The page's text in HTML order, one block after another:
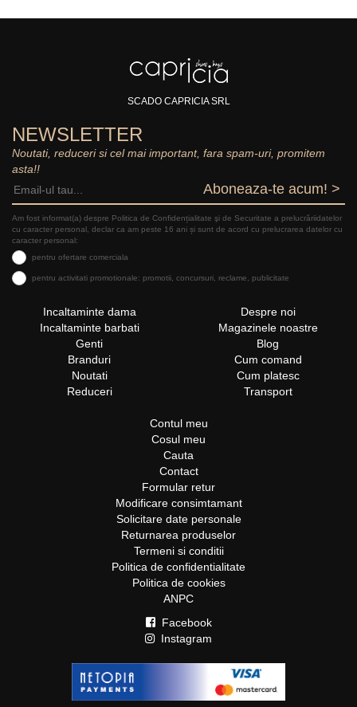
SCADO CAPRICIA SRL
NEWSLETTER
Noutati, reduceri si cel mai important, fara spam-uri, promitem
asta!!
Aboneaza-te acum! >
Am fost informat(a) despre Politica de Confidențialitate şi de Securitate a prelucrăriidatelor
cu caracter personal, declar ca am peste 16 ani și sunt de acord cu prelucrarea datelor cu
caracter personal:
pentru ofertare comerciala
pentru activitati promotionale: promotii, concursuri, reclame, publicitate
Incaltaminte dama
Incaltaminte barbati
Genti
Branduri
Noutati
Reduceri
Despre noi
Magazinele noastre
Blog
Cum comand
Cum platesc
Transport
Contul meu
Cosul meu
Cauta
Contact
Formular retur
Modificare consimtamant
Solicitare date personale
Returnarea produselor
Termeni si conditii
Politica de confidentialitate
Politica de cookies
ANPC
Facebook
Instagram